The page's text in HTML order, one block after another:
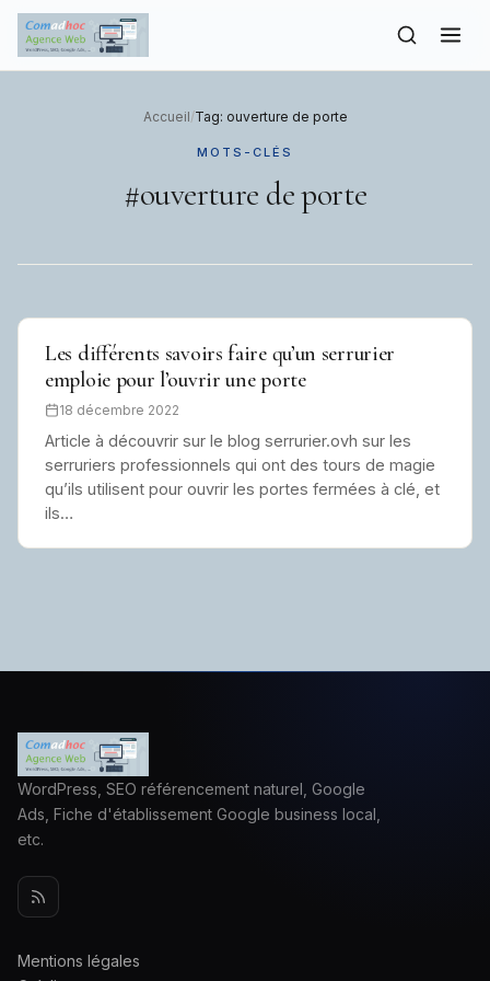
content
Accueil/Tag: ouverture de porte
MOTS-CLÉS
#ouverture de porte
Les différents savoirs faire qu’un serrurier
emploie pour l’ouvrir une porte
18 décembre 2022
Article à découvrir sur le blog serrurier.ovh sur les
serruriers professionnels qui ont des tours de magie
qu’ils utilisent pour ouvrir les portes fermées à clé, et
ils…
WordPress, SEO référencement naturel, Google
Ads, Fiche d'établissement Google business local,
etc.
Mentions légales